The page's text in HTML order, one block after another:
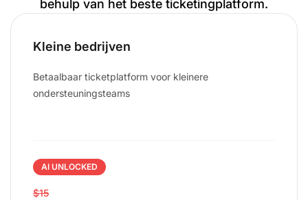
behulp van het beste ticketingplatform.
Kleine bedrijven
Betaalbaar ticketplatform voor kleinere
ondersteuningsteams
AI UNLOCKED
$15